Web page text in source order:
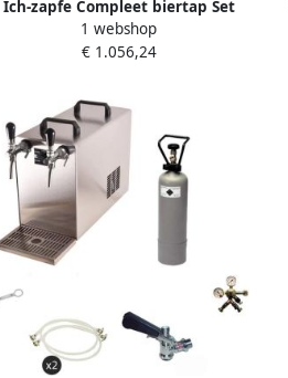
Ich-zapfe Compleet biertap Set
50 2-Lijnen Koeler tot 55 l h M
D Fusten
1 webshop
€ 1.056,24